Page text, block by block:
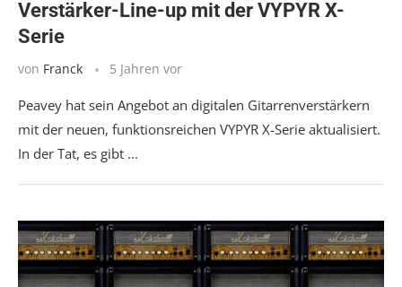
Verstärker-Line-up mit der VYPYR X-
Serie
von Franck 5 Jahren vor
Peavey hat sein Angebot an digitalen Gitarrenverstärkern
mit der neuen, funktionsreichen VYPYR X-Serie aktualisiert.
In der Tat, es gibt ...